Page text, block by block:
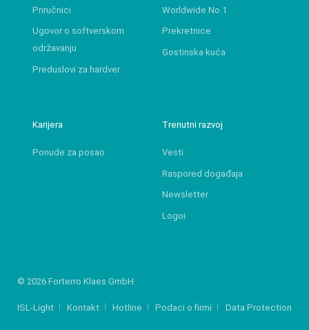
Priručnici
Ugovor o softverskom
održavanju
Preduslovi za hardver
Worldwide No.1
Prekretnice
Gostinska kuća
Karijera
Ponude za posao
Trenutni razvoj
Vesti
Raspored događaja
Newsletter
Logoi
© 2026 Forterro Klaes GmbH
ISL-Light Kontakt Hotline Podaci o firmi Data Protection